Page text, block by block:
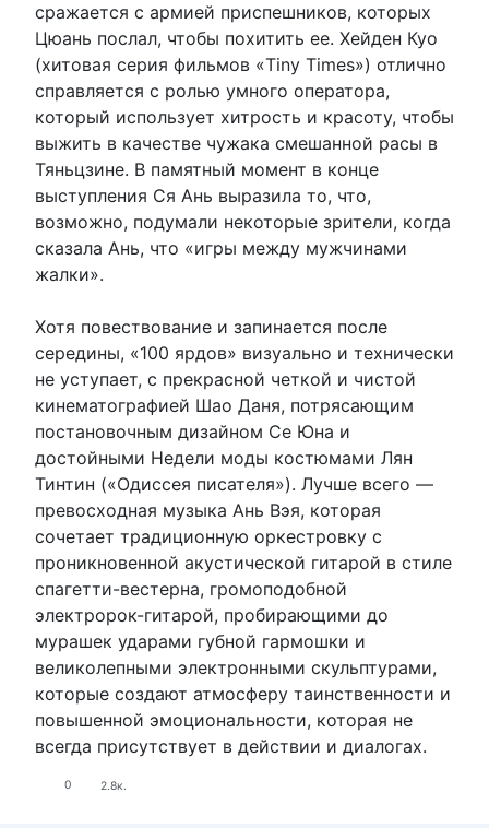
сражается с армией приспешников, которых
Цюань послал, чтобы похитить ее. Хейден Куо
(хитовая серия фильмов «Tiny Times») отлично
справляется с ролью умного оператора,
который использует хитрость и красоту, чтобы
выжить в качестве чужака смешанной расы в
Тяньцзине. В памятный момент в конце
выступления Ся Ань выразила то, что,
возможно, подумали некоторые зрители, когда
сказала Ань, что «игры между мужчинами
жалки».
Хотя повествование и запинается после
середины, «100 ярдов» визуально и технически
не уступает, с прекрасной четкой и чистой
кинематографией Шао Даня, потрясающим
постановочным дизайном Се Юна и
достойными Недели моды костюмами Лян
Тинтин («Одиссея писателя»). Лучше всего —
превосходная музыка Ань Вэя, которая
сочетает традиционную оркестровку с
проникновенной акустической гитарой в стиле
спагетти-вестерна, громоподобной
электророк-гитарой, пробирающими до
мурашек ударами губной гармошки и
великолепными электронными скульптурами,
которые создают атмосферу таинственности и
повышенной эмоциональности, которая не
всегда присутствует в действии и диалогах.
0 2.8к.